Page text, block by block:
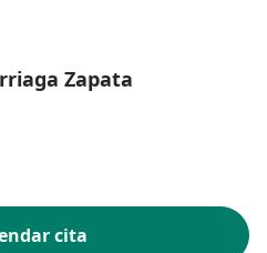
Zapata
cita